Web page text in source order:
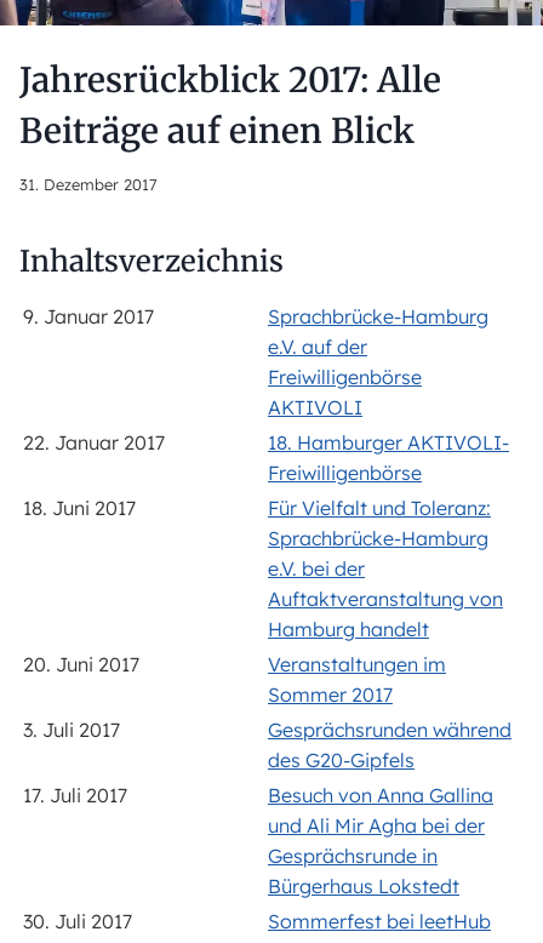
Jahresrückblick 2017: Alle
Beiträge auf einen Blick
31. Dezember 2017
Inhaltsverzeichnis
9. Januar 2017
Sprachbrücke-Hamburg
e.V. auf der
Freiwilligenbörse
AKTIVOLI
22. Januar 2017
18. Hamburger AKTIVOLI-
Freiwilligenbörse
18. Juni 2017
Für Vielfalt und Toleranz:
Sprachbrücke-Hamburg
e.V. bei der
Auftaktveranstaltung von
Hamburg handelt
20. Juni 2017
Veranstaltungen im
Sommer 2017
3. Juli 2017
Gesprächsrunden während
des G20-Gipfels
17. Juli 2017
Besuch von Anna Gallina
und Ali Mir Agha bei der
Gesprächsrunde in
Bürgerhaus Lokstedt
30. Juli 2017
Sommerfest bei leetHub